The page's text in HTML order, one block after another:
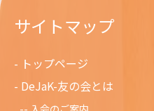
サイトマップ
トップページ
DeJaK-友の会とは